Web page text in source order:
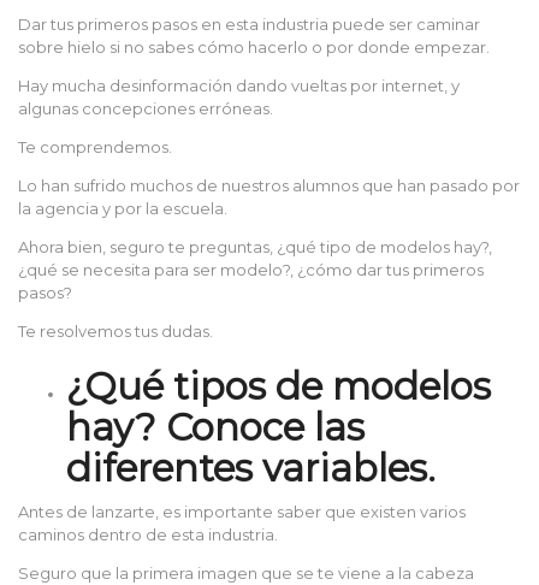
Dar tus primeros pasos en esta industria puede ser caminar
sobre hielo si no sabes cómo hacerlo o por donde empezar.
Hay mucha desinformación dando vueltas por internet, y
algunas concepciones erróneas.
Te comprendemos.
Lo han sufrido muchos de nuestros alumnos que han pasado por
la agencia y por la escuela.
Ahora bien, seguro te preguntas, ¿qué tipo de modelos hay?,
¿qué se necesita para ser modelo?, ¿cómo dar tus primeros
pasos?
Te resolvemos tus dudas.
¿Qué tipos de modelos
hay? Conoce las
diferentes variables.
Antes de lanzarte, es importante saber que existen varios
caminos dentro de esta industria.
Seguro que la primera imagen que se te viene a la cabeza